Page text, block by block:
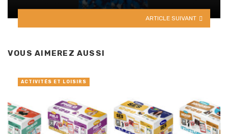
ARTICLE SUIVANT
VOUS AIMEREZ AUSSI
ACTIVITÉS ET LOISIRS